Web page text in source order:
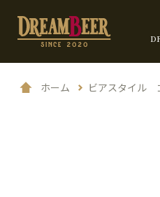
ホーム ビアスタイル